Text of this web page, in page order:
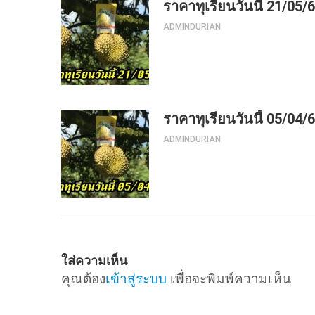
ราคาทุเรียนวันนี้ 21/05/
ADMINDURIAN
ราคาทุเรียนวันนี้ 05/04/
ADMINDURIAN
ใส่ความเห็น
คุณต้องเข้าสู่ระบบ เพื่อจะพิมพ์ความเห็น